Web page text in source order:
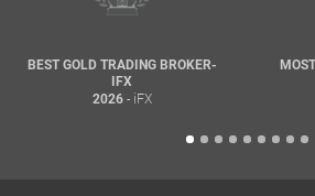
BEST GOLD TRADING BROKER-
IFX
2026- iFX